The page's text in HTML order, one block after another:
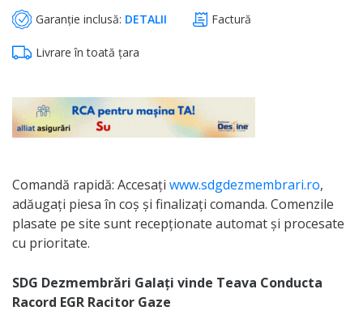
Garanție inclusă: DETALII Factură
Livrare în toată țara
Comandă rapidă: Accesați www.sdgdezmembrari.ro,
adăugați piesa în coș și finalizați comanda. Comenzile
plasate pe site sunt recepționate automat și procesate
cu prioritate.
SDG Dezmembrări Galați vinde Teava Conducta
Racord EGR Racitor Gaze